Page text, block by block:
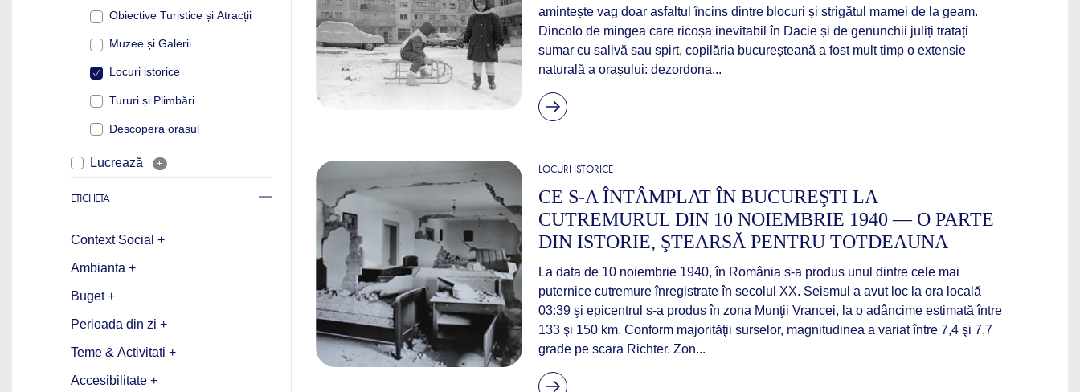
Obiective Turistice și Atracții
Muzee și Galerii
Locuri istorice
Tururi și Plimbări
Descopera orasul
Lucrează +
ETICHETA
Context Social +
Ambianta +
Buget +
Perioada din zi +
Teme & Activitati +
Accesibilitate +
amintește vag doar asfaltul încins dintre blocuri și strigătul mamei de la geam.
Dincolo de mingea care ricoșa inevitabil în Dacie și de genunchii juliți tratați
sumar cu salivă sau spirt, copilăria bucureșteană a fost mult timp o extensie
naturală a orașului: dezordona...
LOCURI ISTORICE
CE S-A ÎNTÂMPLAT ÎN BUCUREŞTI LA
CUTREMURUL DIN 10 NOIEMBRIE 1940 — O PARTE
DIN ISTORIE, ŞTEARSĂ PENTRU TOTDEAUNA
La data de 10 noiembrie 1940, în România s-a produs unul dintre cele mai
puternice cutremure înregistrate în secolul XX. Seismul a avut loc la ora locală
03:39 şi epicentrul s-a produs în zona Munţii Vrancei, la o adâncime estimată între
133 şi 150 km. Conform majorităţii surselor, magnitudinea a variat între 7,4 şi 7,7
grade pe scara Richter. Zon...